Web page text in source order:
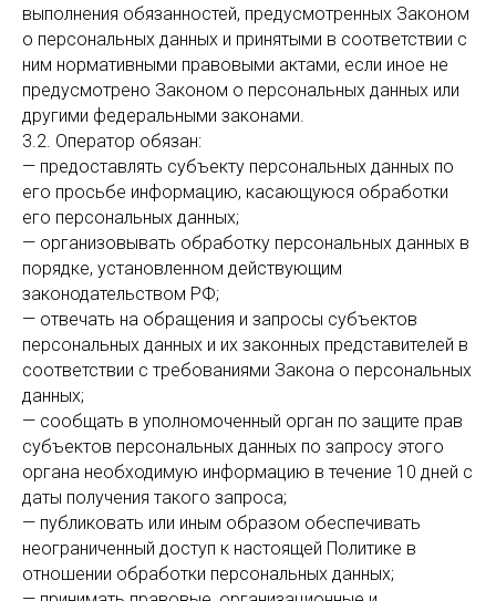
выполнения обязанностей, предусмотренных Законом
о персональных данных и принятыми в соответствии с
ним нормативными правовыми актами, если иное не
предусмотрено Законом о персональных данных или
другими федеральными законами.
3.2. Оператор обязан:
— предоставлять субъекту персональных данных по
его просьбе информацию, касающуюся обработки
его персональных данных;
— организовывать обработку персональных данных в
порядке, установленном действующим
законодательством РФ;
— отвечать на обращения и запросы субъектов
персональных данных и их законных представителей в
соответствии с требованиями Закона о персональных
данных;
— сообщать в уполномоченный орган по защите прав
субъектов персональных данных по запросу этого
органа необходимую информацию в течение 10 дней с
даты получения такого запроса;
— публиковать или иным образом обеспечивать
неограниченный доступ к настоящей Политике в
отношении обработки персональных данных;